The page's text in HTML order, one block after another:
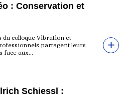
: Conservation et
colloque Vibration et
partagent leurs
face aux…
Schiessl :